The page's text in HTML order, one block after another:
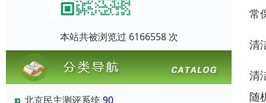
本站共被浏览过 6166558 次
北京民主测评系统90
常
清
清
随